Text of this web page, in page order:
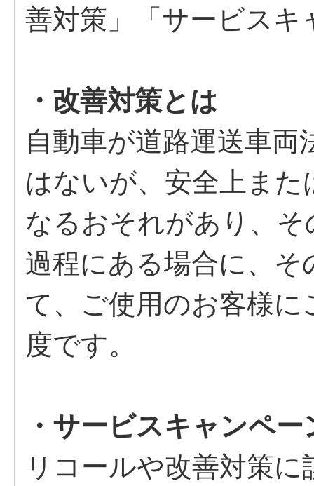
善対策」「サービス
・改善対策とは
自動車が道路運送車両
はないが、安全上ま
なるおそれがあり、
過程にある場合に、
て、ご使用のお客様
度です。
・サービスキャンペー
リコールや改善対策